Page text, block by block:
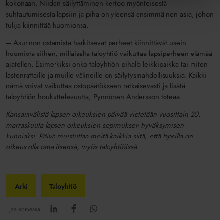
kokonaan. Niiden säilyttäminen kertoo myönteisestä
suhtautumisesta lapsiin ja piha on yleensä ensimmäinen asia, johon
tulija kiinnittää huomionsa.
– Asunnon ostamista harkitsevat perheet kiinnittävät usein
huomiota siihen, millaiselta taloyhtiö vaikuttaa lapsiperheen elämää
ajatellen. Esimerkiksi onko taloyhtiön pihalla leikkipaikka tai miten
lastenrattaille ja muille välineille on säilytysmahdollisuuksia. Kaikki
nämä voivat vaikuttaa ostopäätökseen ratkaisevasti ja lisätä
taloyhtiön houkuttelevuutta, Pynnönen Andersson toteaa.
Kansainvälistä lapsen oikeuksien päivää vietetään vuosittain 20.
marraskuuta lapsen oikeuksien sopimuksen hyväksymisen
kunniaksi. Päivä muistuttaa meitä kaikkia siitä, että lapsilla on
oikeus olla oma itsensä, myös taloyhtiöissä.
Arki Taloyhtiö
Jaa somessa